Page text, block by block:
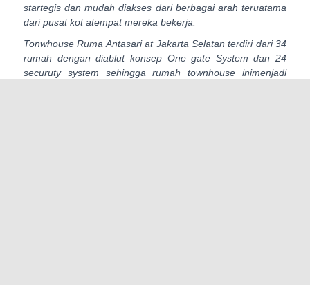
startegis dan mudah diakses dari berbagai arah teruatama
dari pusat kot atempat mereka bekerja.
Tonwhouse Ruma Antasari at Jakarta Selatan terdiri dari 34
rumah dengan diablut konsep One gate System dan 24
securuty system sehingga rumah townhouse inimenjadi